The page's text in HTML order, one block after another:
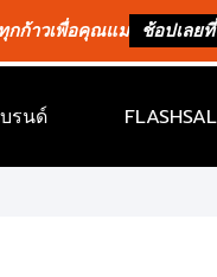
กก้าวเพื่อคุณแม่ ช้อปเลย
รนด์